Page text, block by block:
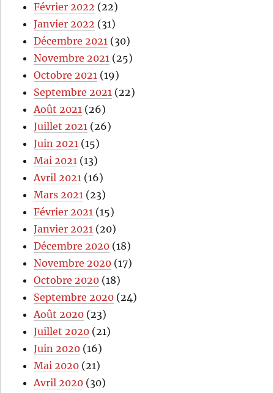
Février 2022 (22)
Janvier 2022 (31)
Décembre 2021 (30)
Novembre 2021 (25)
Octobre 2021 (19)
Septembre 2021 (22)
Août 2021 (26)
Juillet 2021 (26)
Juin 2021 (15)
Mai 2021 (13)
Avril 2021 (16)
Mars 2021 (23)
Février 2021 (15)
Janvier 2021 (20)
Décembre 2020 (18)
Novembre 2020 (17)
Octobre 2020 (18)
Septembre 2020 (24)
Août 2020 (23)
Juillet 2020 (21)
Juin 2020 (16)
Mai 2020 (21)
Avril 2020 (30)